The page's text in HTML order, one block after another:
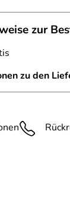
zur
zu den